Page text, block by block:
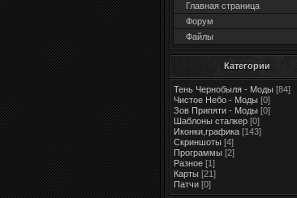
Главная страница
Форум
Файлы
Категории
Тень Чернобыля - Моды [84]
Чистое Небо - Моды [0]
Зов Припяти - Моды [0]
Шаблоны сталкер [0]
Иконки,графика [143]
Скриншоты [4]
Программы [2]
Разное [1]
Карты [21]
Патчи [0]